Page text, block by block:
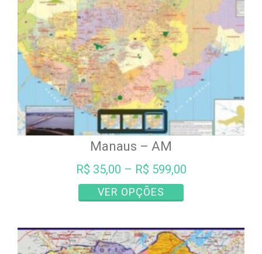
Manaus – AM
R$ 35,00 – R$ 599,00
VER OPÇÕES
produto
várias
variantes.